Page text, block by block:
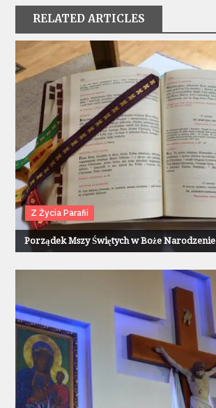
RELATED ARTICLES
Z Życia Parafii
Porządek Mszy Świętych w Boże Narodzenie